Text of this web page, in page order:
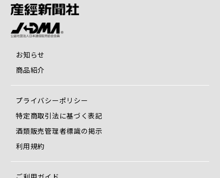
お知らせ
商品紹介
プライバシーポリシー
特定商取引法に基づく表記
酒類販売管理者標識の掲示
利用規約